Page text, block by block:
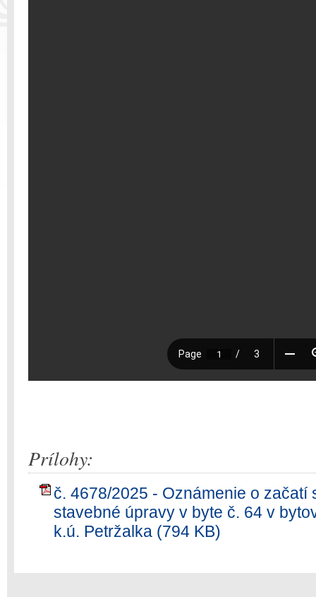
Prílohy:
č. 4678/2025 - Oznámenie o začatí
stavebné úpravy v byte č. 64 v
k.ú. Petržalka (794 KB)